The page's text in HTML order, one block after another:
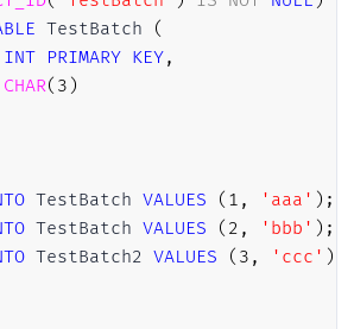
TestBatch
(
INT PRIMARY KEY,
CHAR( 3 )
TestBatch VALUES ( 1 , 'aaa' ) ;
TestBatch VALUES ( 2 , 'bbb' ) ;
TestBatch2 VALUES ( 3 , 'ccc' )